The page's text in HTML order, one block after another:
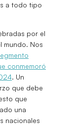
a todo tipo
por el
mundo. Nos
conmemoró
. Un
que debe
que
una
nacionales